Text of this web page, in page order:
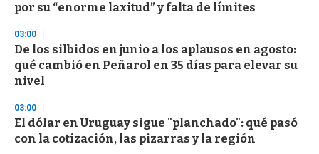
por su “enorme laxitud” y falta de límites
03:00
De los silbidos en junio a los aplausos en agosto:
qué cambió en Peñarol en 35 días para elevar su
nivel
03:00
El dólar en Uruguay sigue "planchado": qué pasó
con la cotización, las pizarras y la región